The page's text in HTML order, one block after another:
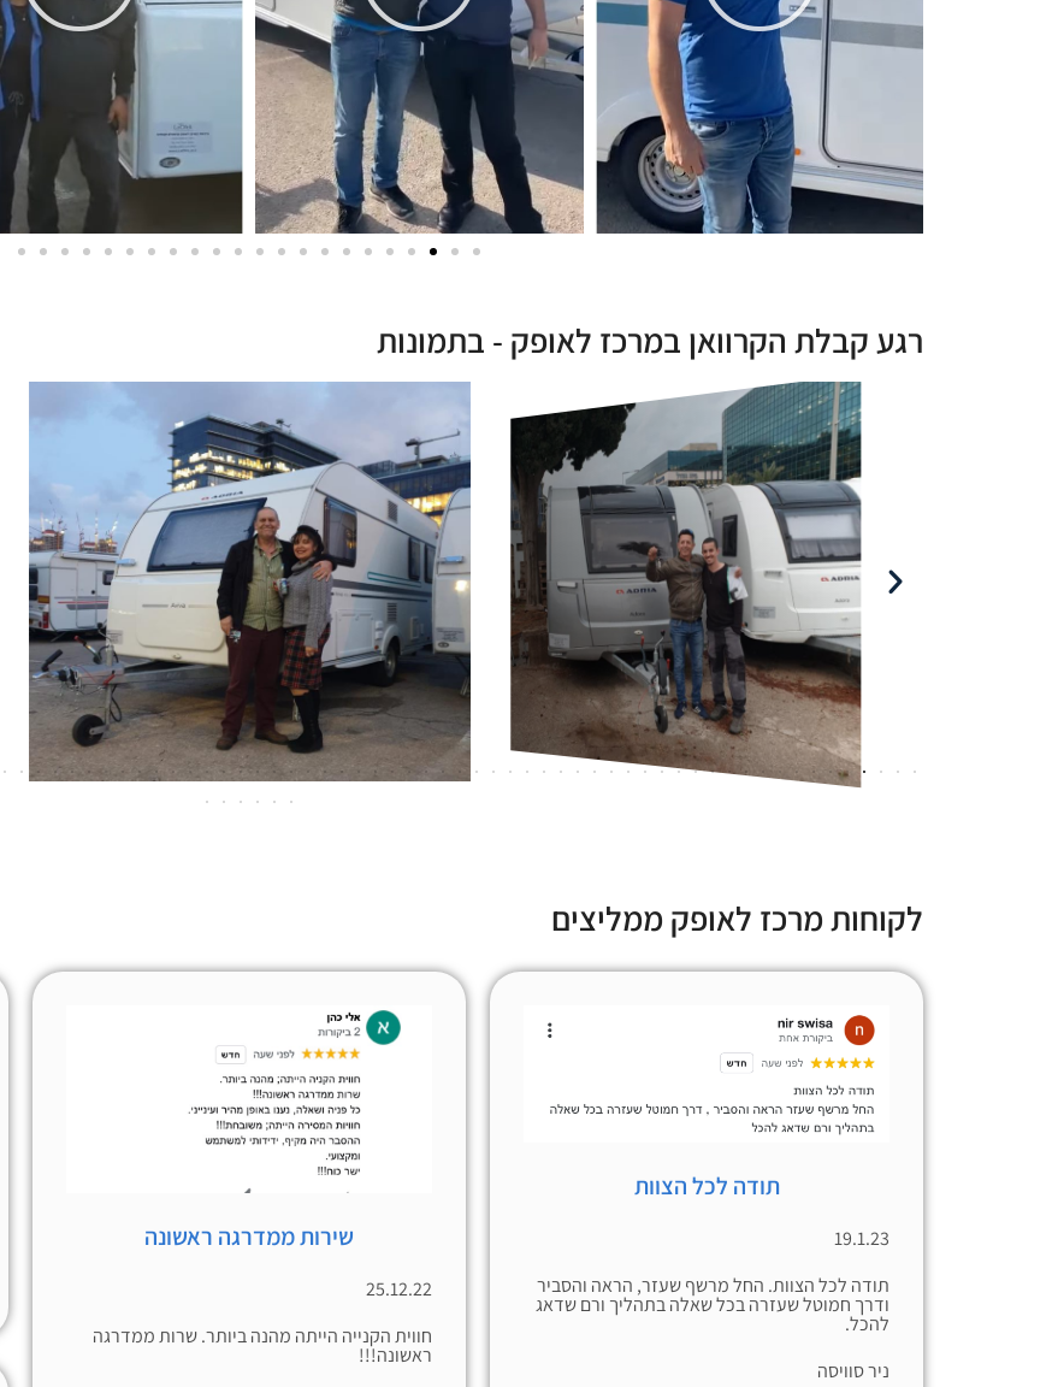
רגע קבלת הקרוואן במרכז לאופק - בתמונות
לקוחות מרכז לאופק ממליצים
תודה לכל הצוות
19.1.23
תודה לכל הצוות. החל מרשף שעזר, הראה והסביר
ודרך חמוטל שעזרה בכל שאלה בתהליך ורם שדאג
להכל.
ניר סוויסה
שירות ממדרגה ראשונה
25.12.22
חווית הקנייה הייתה מהנה ביותר. שרות ממדרגה
ראשונה!!!